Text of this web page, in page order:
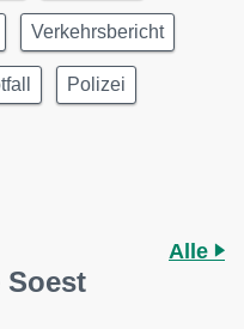
Verkehrsbericht
Polizei
Alle